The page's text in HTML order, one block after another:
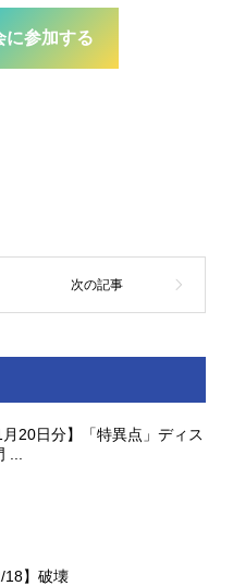
に参加する
月20日分】「特異点」ディス
18】破壊